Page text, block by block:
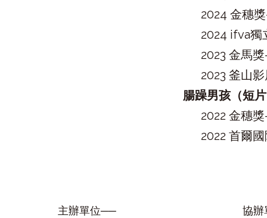
2024 金穗
2024 ifva獨
2023 金馬
2023 釜山
腸躁男孩（短
2022 金穗
2022 首爾
主辦單位── 協